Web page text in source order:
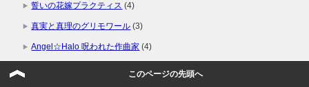
誓いの花嫁プラクティス (4)
真実と真理のグリモワール (3)
Angel☆Halo 呪われた作曲家 (4)
このページの先頭へ